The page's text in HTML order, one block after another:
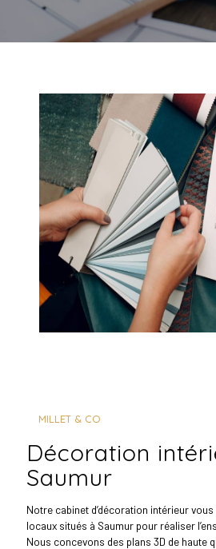
MILLET & CO
décoration intérieur à
Saumur
Notre cabinet d’décoration intérieur vous accueille dans ses
locaux situés à Saumur pour réaliser
Nous concevons des plans 3D de haute